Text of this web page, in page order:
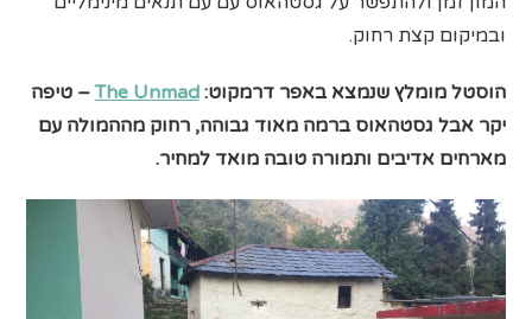
ובמיקום קצת רחוק.
הוסטל מומלץ שנמצא באפר דרמקוט:The Unmad– טיפה
יקר אבל גסטהאוס ברמה מאוד גבוהה, רחוק מההמולה עם
מארחים אדיבים ותמורה טובה מואד למחיר.